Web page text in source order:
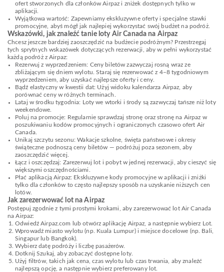
ofert stworzonych dla członków Airpaz i zniżek dostępnych tylko w
aplikacji.
Wyjątkowa wartość: Zapewniamy ekskluzywne oferty i specjalne stawki
promocyjne, abyś mógł jak najlepiej wykorzystać swój budżet na podróż.
Wskazówki, jak znaleźć tanie loty Air Canada na Airpaz
Chcesz jeszcze bardziej zaoszczędzić na budżecie podróżnym? Przestrzegaj
tych sprytnych wskazówek dotyczących rezerwacji, aby w pełni wykorzystać
każdą podróż z Airpaz:
Rezerwuj z wyprzedzeniem: Ceny biletów zazwyczaj rosną wraz ze
zbliżającym się dniem wylotu. Staraj się rezerwować z 4–8 tygodniowym
wyprzedzeniem, aby uzyskać najlepsze oferty i ceny.
Bądź elastyczny w kwestii dat: Użyj widoku kalendarza Airpaz, aby
porównać ceny w różnych terminach.
Lataj w środku tygodnia: Loty we wtorki i środy są zazwyczaj tańsze niż loty
weekendowe.
Poluj na promocje: Regularnie sprawdzaj stronę oraz stronę na Airpaz w
poszukiwaniu kodów promocyjnych i ograniczonych czasowo ofert Air
Canada.
Unikaj szczytu sezonu: Wakacje szkolne, święta państwowe i okresy
świąteczne podnoszą ceny biletów — podróżuj poza sezonem, aby
zaoszczędzić więcej.
Łącz i oszczędzaj: Zarezerwuj lot i pobyt w jednej rezerwacji, aby cieszyć się
większymi oszczędnościami.
Płać aplikacją Airpaz: Ekskluzywne kody promocyjne w aplikacji i zniżki
tylko dla członków to często najlepszy sposób na uzyskanie niższych cen
lotów.
Jak zarezerwować lot na Airpaz
Postępuj zgodnie z tymi prostymi krokami, aby zarezerwować lot Air Canada
na Airpaz:
Odwiedź Airpaz.com lub otwórz aplikację Airpaz, a następnie wybierz Lot.
Wprowadź miasto wylotu (np. Kuala Lumpur) i miejsce docelowe (np. Bali,
Singapur lub Bangkok).
Wybierz datę podróży i liczbę pasażerów.
Dotknij Szukaj, aby zobaczyć dostępne loty.
Użyj filtrów, takich jak cena, czas wylotu lub czas trwania, aby znaleźć
najlepszą opcję, a następnie wybierz preferowany lot.